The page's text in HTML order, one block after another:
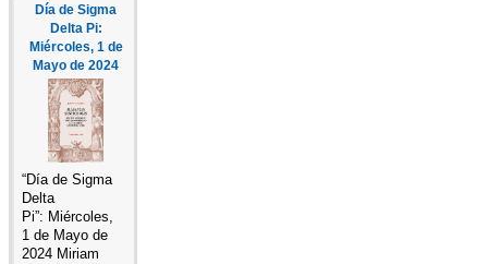
Día de Sigma
Delta Pi:
Miércoles, 1 de
Mayo de 2024
“Día de Sigma
Delta
Pi”: Miércoles,
1 de Mayo de
2024 Miriam